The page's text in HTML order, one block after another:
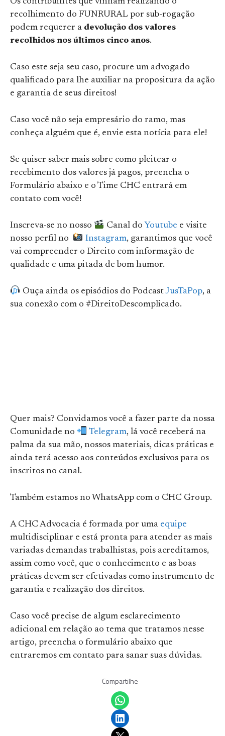
recolhimento do FUNRURAL por sub-rogação
podem requerer a devolução dos valores
recolhidos nos últimos cinco anos.
Caso este seja seu caso, procure um advogado
qualificado para lhe auxiliar na propositura da ação
e garantia de seus direitos!
Caso você não seja empresário do ramo, mas
conheça alguém que é, envie esta notícia para ele!
Se quiser saber mais sobre como pleitear o
recebimento dos valores já pagos, preencha o
Formulário abaixo e o Time CHC entrará em
contato com você!
Inscreva-se no nosso Canal do Youtube e visite
nosso perfil no
Instagram, garantimos que você
vai compreender o Direito com informação de
qualidade e uma pitada de bom humor.
Ouça ainda os episódios do PodcastJusTaPop, a
sua conexão com o #DireitoDescomplicado.
Quer mais? Convidamos você a fazer parte da nossa
Comunidade no
Telegram, lá você receberá na
palma da sua mão, nossos materiais, dicas práticas e
ainda terá acesso aos conteúdos exclusivos para os
inscritos no canal.
Também estamos no WhatsApp com o CHC Group.
A CHC Advocacia é formada por uma equipe
multidisciplinar e está pronta para atender as mais
variadas demandas trabalhistas, pois acreditamos,
assim como você, que o conhecimento e as boas
práticas devem ser efetivadas como instrumento de
garantia e realização dos direitos.
Caso você precise de algum esclarecimento
adicional em relação ao tema que tratamos nesse
artigo, preencha o formulário abaixo que
entraremos em contato para sanar suas dúvidas.
Compartilhe
Share on WhatsApp
Share on LinkedIn